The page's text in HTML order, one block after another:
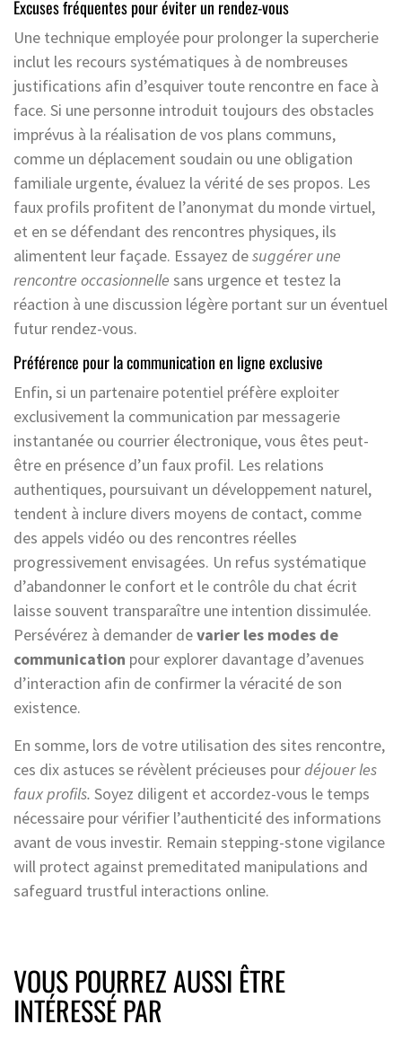
Excuses fréquentes pour éviter un rendez-vous
Une technique employée pour prolonger la supercherie
inclut les recours systématiques à de nombreuses
justifications afin d’esquiver toute rencontre en face à
face. Si une personne introduit toujours des obstacles
imprévus à la réalisation de vos plans communs,
comme un déplacement soudain ou une obligation
familiale urgente, évaluez la vérité de ses propos. Les
faux profils profitent de l’anonymat du monde virtuel,
et en se défendant des rencontres physiques, ils
alimentent leur façade. Essayez desuggérer une
rencontre occasionnelle sans urgence et testez la
réaction à une discussion légère portant sur un éventuel
futur rendez-vous.
Préférence pour la communication en ligne exclusive
Enfin, si un partenaire potentiel préfère exploiter
exclusivement la communication par messagerie
instantanée ou courrier électronique, vous êtes peut-
être en présence d’un faux profil. Les relations
authentiques, poursuivant un développement naturel,
tendent à inclure divers moyens de contact, comme
des appels vidéo ou des rencontres réelles
progressivement envisagées. Un refus systématique
d’abandonner le confort et le contrôle du chat écrit
laisse souvent transparaître une intention dissimulée.
Persévérez à demander devarier les modes de
communication pour explorer davantage d’avenues
d’interaction afin de confirmer la véracité de son
existence.
En somme, lors de votre utilisation des sites rencontre,
ces dix astuces se révèlent précieuses pourdéjouer les
faux profils. Soyez diligent et accordez-vous le temps
nécessaire pour vérifier l’authenticité des informations
avant de vous investir. Remain stepping-stone vigilance
will protect against premeditated manipulations and
safeguard trustful interactions online.
VOUS POURREZ AUSSI ÊTRE
INTÉRESSÉ PAR